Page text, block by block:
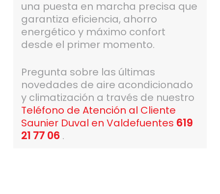
una puesta en marcha precisa que
garantiza eficiencia, ahorro
energético y máximo confort
desde el primer momento.
Pregunta sobre las últimas
novedades de aire acondicionado
y climatización a través de nuestro
Teléfono de Atención al Cliente
Saunier Duval en Valdefuentes 619
21 77 06 .